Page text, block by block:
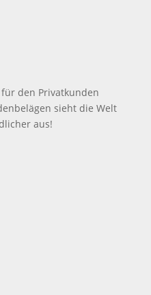
den Privatkunden
sieht die Welt
aus!